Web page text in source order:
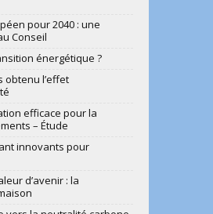
pour 2040 : une
Conseil
énergétique ?
obtenu l’effet
efficace pour la
– Étude
innovants pour
d’avenir : la